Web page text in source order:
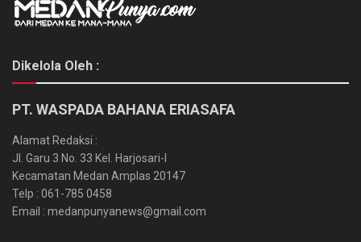
Dikelola Oleh :
PT. WASPADA BAHANA ERIASAFA
Alamat Redaksi :
Jl. Garu 3 No. 33 Kel. Harjosari-I
Kecamatan Medan Amplas 20147
Telp : 061-785 0458
Email : medanpunyanews@gmail.com